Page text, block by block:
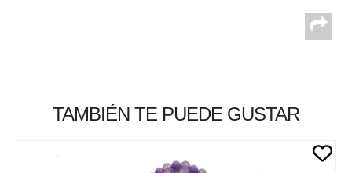
TAMBIÉN TE PUEDE GUSTAR